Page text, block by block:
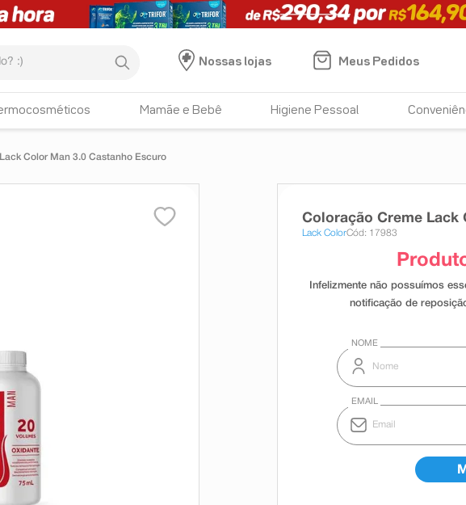
Nossas lojas
Meus Pedidos
Mamãe e Bebê Higiene Pessoal
Color Man 3.0 Castanho Escuro
Coloração Creme Lack
Lack ColorCód: 17983